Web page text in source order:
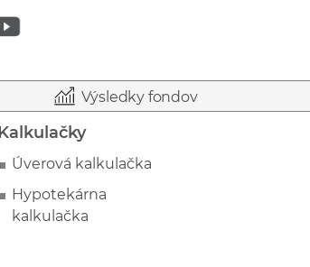
instagramie
nas na youtube
Výsledky fondov
Úverová kalkulačka
Hypotekárna
kalkulačka